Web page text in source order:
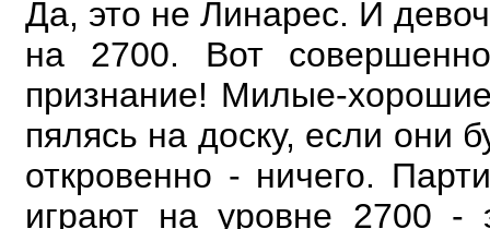
Да, это не Линарес. И
на 2700. Вот
признание! Милые-
пялясь на доску, если они
откровенно - ничего.
играют на уровне 2700